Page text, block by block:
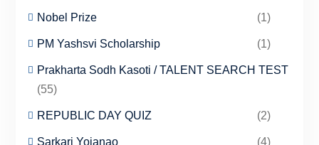
Nobel Prize (1)
PM Yashsvi Scholarship (1)
Prakharta Sodh Kasoti / TALENT SEARCH TEST
(55)
REPUBLIC DAY QUIZ (2)
Sarkari Yojanao (4)